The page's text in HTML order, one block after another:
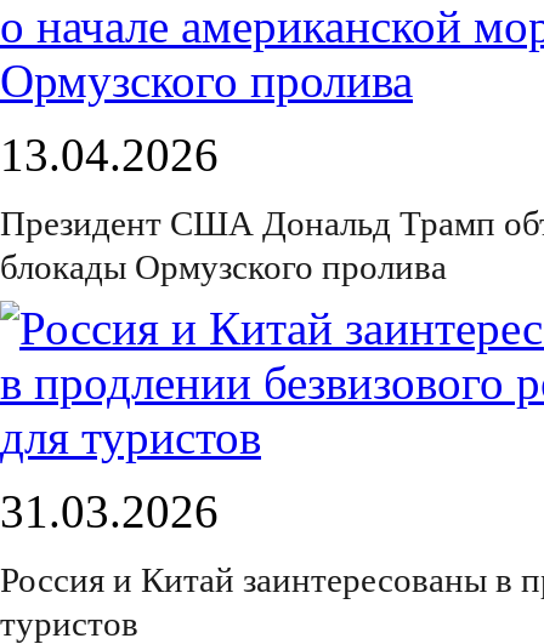
13.04.2026
Президент США Дональд Трамп
блокады Ормузского пролива
31.03.2026
Россия и Китай заинтересованы в
туристов